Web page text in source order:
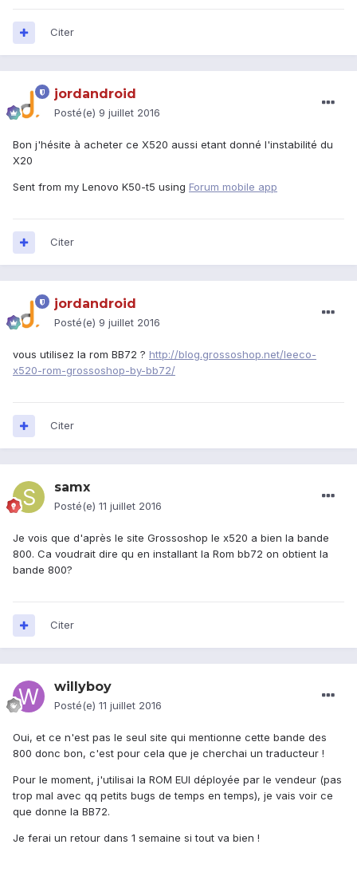
Citer
jordandroid
Posté(e) 9 juillet 2016
Bon j'hésite à acheter ce X520 aussi etant donné l'instabilité du
X20
Sent from my Lenovo K50-t5 using Forum mobile app
Citer
jordandroid
Posté(e) 9 juillet 2016
vous utilisez la rom BB72 ? http://blog.grossoshop.net/leeco-
x520-rom-grossoshop-by-bb72/
Citer
samx
Posté(e) 11 juillet 2016
Je vois que d'après le site Grossoshop le x520 a bien la bande
800. Ca voudrait dire qu en installant la Rom bb72 on obtient la
bande 800?
Citer
willyboy
Posté(e) 11 juillet 2016
Oui, et ce n'est pas le seul site qui mentionne cette bande des
800 donc bon, c'est pour cela que je cherchai un traducteur !
Pour le moment, j'utilisai la ROM EUI déployée par le vendeur (pas
trop mal avec qq petits bugs de temps en temps), je vais voir ce
que donne la BB72.
Je ferai un retour dans 1 semaine si tout va bien !